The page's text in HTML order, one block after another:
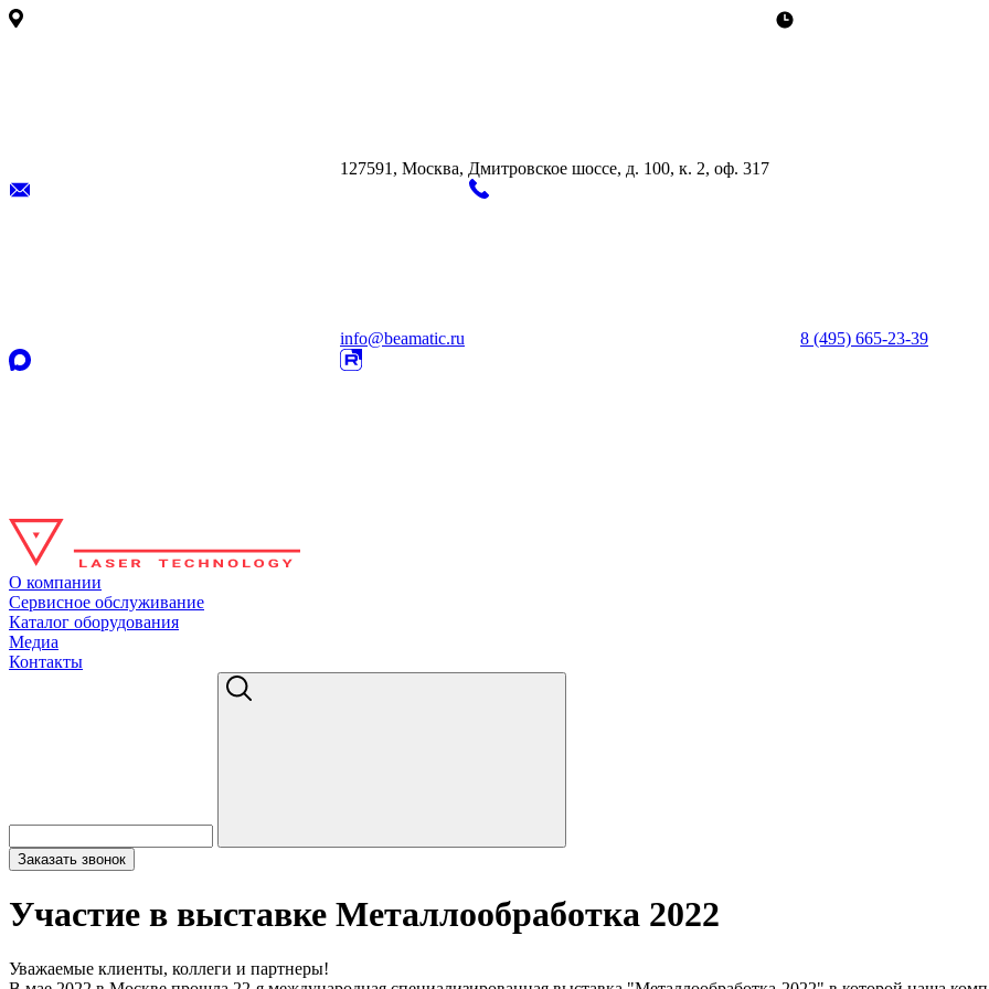
127591, Москва, Дмитровское шоссе, д. 100, к. 2, оф. 317
info@beamatic.ru 8 (495) 665-23-39
О компании
Сервисное обслуживание
Каталог оборудования
Медиа
Контакты
Заказать звонок
Участие в выставке Металлообработка 2022
Уважаемые клиенты, коллеги и партнеры!